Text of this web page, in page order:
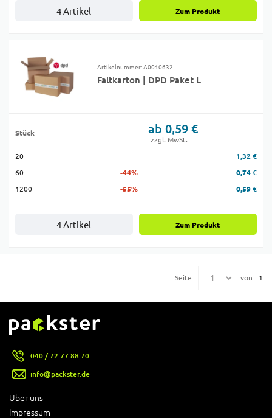
4 Artikel Zum Produkt
Artikelnummer: A0010632
Faltkarton | DPD Paket L
Stück ab 0,59 €
zzgl. MwSt.
20
1,32 €
60
-44%
0,74 €
1200
-55% 0,59 €
4 Artikel Zum Produkt
Seite von 1
Über uns
Impressum
040 / 72 77 88 70
info@packster.de